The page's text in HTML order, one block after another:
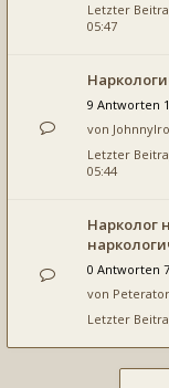
Letzter
05:47
9 Antworten
von
Letzter
05:44
Нарколог
0 Antworten
von
Letzter